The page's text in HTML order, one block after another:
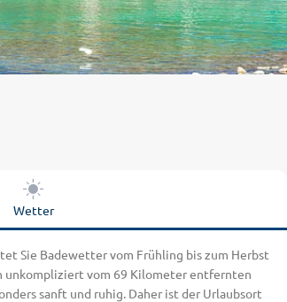
Wetter
Sie Badewetter vom Frühling bis zum Herbst
unkompliziert vom 69 Kilometer entfernten
sanft und ruhig. Daher ist der Urlaubsort